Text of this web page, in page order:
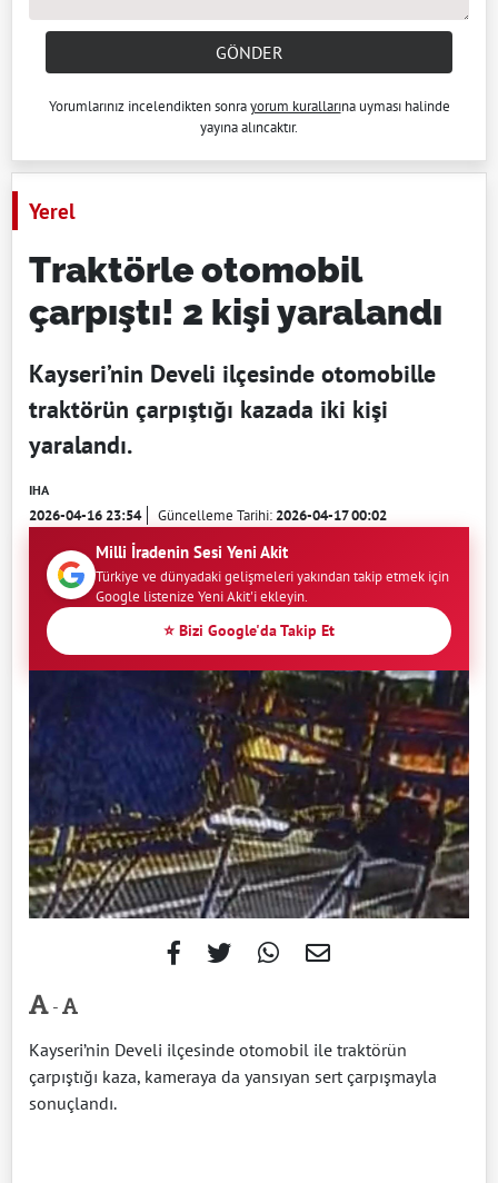
GÖNDER
Yorumlarınız incelendikten sonrayorum kurallarına uyması halinde
yayına alıncaktır.
Yerel
Traktörle otomobil
çarpıştı! 2 kişi yaralandı
Kayseri’nin Develi ilçesinde otomobille
traktörün çarpıştığı kazada iki kişi
yaralandı.
IHA
2026-04-16 23:54 Güncelleme Tarihi:2026-04-17 00:02
Milli İradenin Sesi Yeni Akit
Türkiye ve dünyadaki gelişmeleri yakından takip etmek için
Google listenize Yeni Akit'i ekleyin.
⭐ Bizi Google'da Takip Et
-
Kayseri’nin Develi ilçesinde otomobil ile traktörün
çarpıştığı kaza, kameraya da yansıyan sert çarpışmayla
sonuçlandı.